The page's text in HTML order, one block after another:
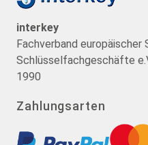
interkey
Fachverband europäischer
Schlüsselfachgeschäfte
1990
Zahlungsarten